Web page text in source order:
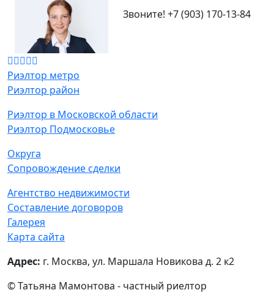
Звоните! +7 (903) 170-13-84
Риэлтор метро
Риэлтор район
Риэлтор в Московской области
Риэлтор Подмосковье
Округа
Сопровождение сделки
Агентство недвижимости
Составление договоров
Галерея
Карта сайта
Адрес: г. Москва, ул. Маршала Новикова д. 2 к2
© Татьяна Мамонтова - частный риелтор